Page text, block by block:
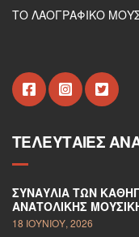
ΤΟ ΛΑΟΓΡΑΦΙΚΟ
ΤΕΛΕΥΤΑΊΕΣ
ΣΥΝΑΥΛΊΑ ΤΩΝ
ΑΝΑΤΟΛΙΚΉΣ
18 ΙΟΥΝΊΟΥ, 2026